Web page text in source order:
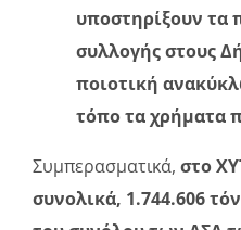
υποστηρίξουν τα
συλλογής στους
ποιοτική
τόπο τα χρήματα
Συμπερασματικά, στο
συνολικά, 1.744.606